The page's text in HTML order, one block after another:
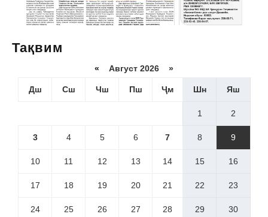
Тақвим
« Август 2026 »
Дш Сш Чш Пш Ҷм Шн Яш
1 2
3 4 5 6 7 8 9
10 11 12 13 14 15 16
17 18 19 20 21 22 23
24 25 26 27 28 29 30